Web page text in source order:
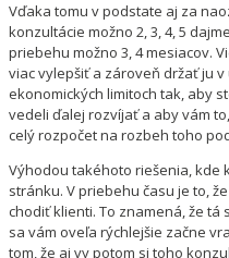
Vďaka tomu v podstate aj za
konzultácie možno 2, 3, 4, 5
priebehu možno 3, 4 mesiacov.
viac vylepšiť a zároveň držať ju
ekonomických limitoch tak, aby
vedeli ďalej rozvíjať a aby vám
celý rozpočet na rozbeh toho
Výhodou takéhoto riešenia, kde
stránku. V priebehu času je to,
chodiť klienti. To znamená, že tá
sa vám oveľa rýchlejšie začne
tom, že aj vy potom si toho